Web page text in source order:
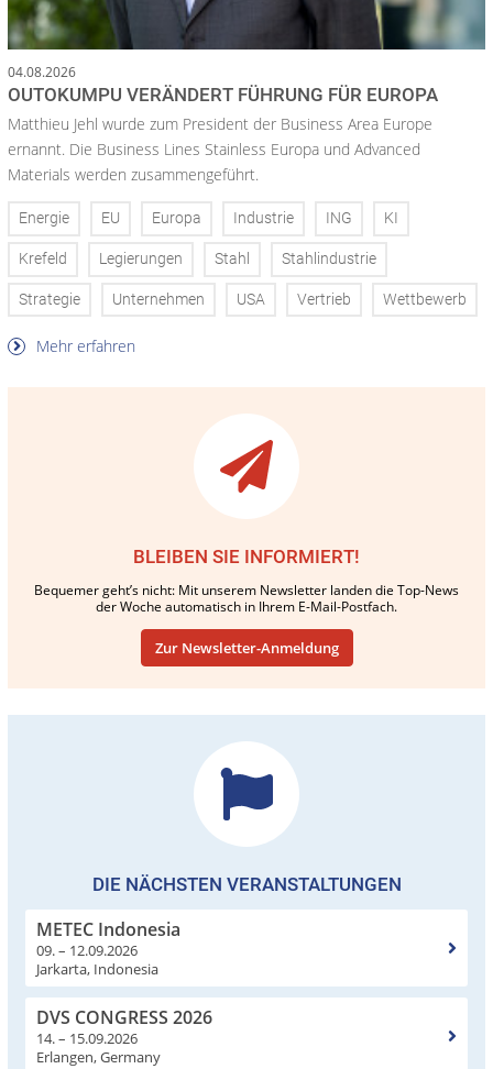
04.08.2026
OUTOKUMPU VERÄNDERT FÜHRUNG FÜR EUROPA
Matthieu Jehl wurde zum President der Business Area Europe
ernannt. Die Business Lines Stainless Europa und Advanced
Materials werden zusammengeführt.
Energie EU Europa Industrie ING KI
Krefeld Legierungen Stahl Stahlindustrie
Strategie Unternehmen USA Vertrieb Wettbewerb
Mehr erfahren
BLEIBEN SIE INFORMIERT!
Bequemer geht’s nicht: Mit unserem Newsletter landen die Top-News
der Woche automatisch in Ihrem E-Mail-Postfach.
Zur Newsletter-Anmeldung
DIE NÄCHSTEN VERANSTALTUNGEN
METEC Indonesia
09. – 12.09.2026
Jarkarta, Indonesia
DVS CONGRESS 2026
14. – 15.09.2026
Erlangen, Germany